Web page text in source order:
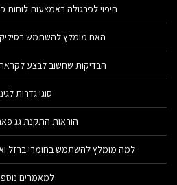
חיפוי לפרגולה באמצעות לוחות
האם מומלץ להשתמש
הבדיקות שחשוב לבצע
סוגי גדרות
הוראות התקנת גג
למה מומלץ להשתמש בחומרי ברזל
למאמרים